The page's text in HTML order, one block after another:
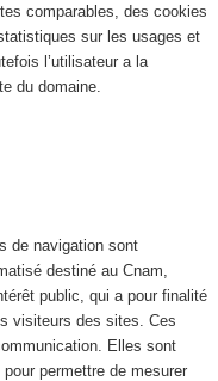
comparables, des cookies
sur les usages et
l’utilisateur a la
du domaine.
de navigation sont
destiné au Cnam,
public, qui a pour finalité
visiteurs des sites. Ces
Elles sont
permettre de mesurer